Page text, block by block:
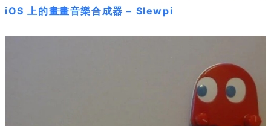
iOS 上的畫畫音樂合成器 – Slewpi